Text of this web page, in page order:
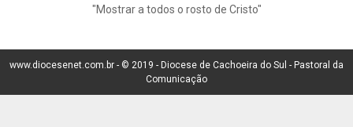
"Mostrar a todos o rosto de Cristo"
www.diocesenet.com.br - © 2019 - Diocese de Cachoeira do Sul - Pastoral da
Comunicação